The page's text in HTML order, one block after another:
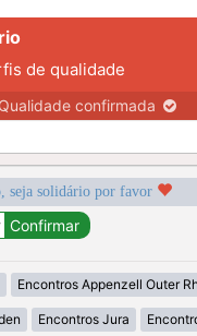
de qualidade
Qualidade confirmada
seja solidário por favor
Encontros Appenzell Outer
Encontros Jura